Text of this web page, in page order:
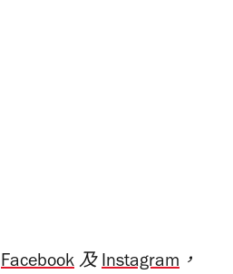
Facebook 及 Instagram ，